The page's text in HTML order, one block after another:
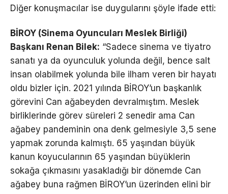
Diğer konuşmacılar ise duygularını şöyle ifade etti:
BİROY (Sinema Oyuncuları Meslek Birliği)
Başkanı Renan Bilek: “Sadece sinema ve tiyatro
sanatı ya da oyunculuk yolunda değil, bence salt
insan olabilmek yolunda bile ilham veren bir hayatı
oldu bizler için. 2021 yılında BİROY’un başkanlık
görevini Can ağabeyden devralmıştım. Meslek
birliklerinde görev süreleri 2 senedir ama Can
ağabey pandeminin ona denk gelmesiyle 3,5 sene
yapmak zorunda kalmıştı. 65 yaşından büyük
kanun koyucularının 65 yaşından büyüklerin
sokağa çıkmasını yasakladığı bir dönemde Can
ağabey buna rağmen BİROY’un üzerinden elini bir